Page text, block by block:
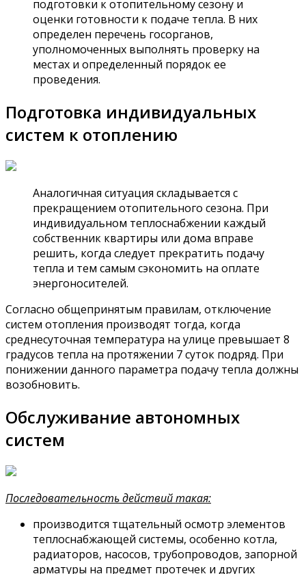
подготовки к отопительному сезону и
оценки готовности к подаче тепла. В них
определен перечень госорганов,
уполномоченных выполнять проверку на
местах и определенный порядок ее
проведения.
Подготовка индивидуальных
систем к отоплению
Аналогичная ситуация складывается с
прекращением отопительного сезона. При
индивидуальном теплоснабжении каждый
собственник квартиры или дома вправе
решить, когда следует прекратить подачу
тепла и тем самым сэкономить на оплате
энергоносителей.
Согласно общепринятым правилам, отключение
систем отопления производят тогда, когда
среднесуточная температура на улице превышает 8
градусов тепла на протяжении 7 суток подряд. При
понижении данного параметра подачу тепла должны
возобновить.
Обслуживание автономных
систем
Последовательность действий такая:
производится тщательный осмотр элементов
теплоснабжающей системы, особенно котла,
радиаторов, насосов, трубопроводов, запорной
арматуры на предмет протечек и других